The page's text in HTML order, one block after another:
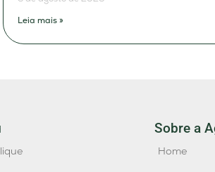
Leia mais »
Sobre a
Home